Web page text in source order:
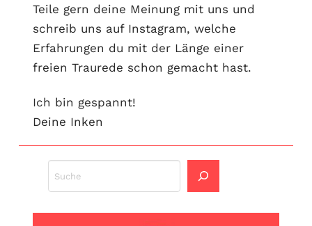
Teile gern deine Meinung mit uns und
schreib uns auf Instagram, welche
Erfahrungen du mit der Länge einer
freien Traurede schon gemacht hast.
Ich bin gespannt!
Deine Inken